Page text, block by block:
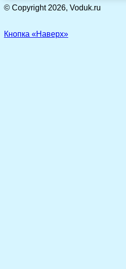
© Copyright 2026, Voduk.ru
Кнопка «Наверх»